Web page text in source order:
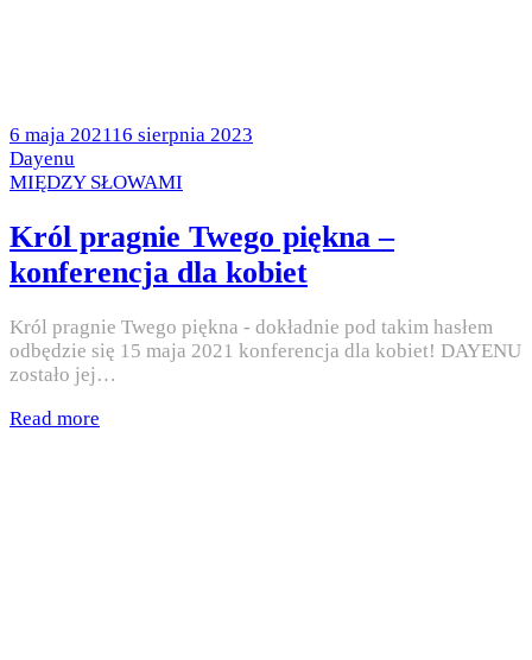
Posted
on
6 maja 202116 sierpnia 2023
by
Dayenu
Posted
MIĘDZY SŁOWAMI
Król pragnie Twego piękna –
konferencja dla kobiet
Król pragnie Twego piękna - dokładnie pod takim hasłem
odbędzie się 15 maja 2021 konferencja dla kobiet! DAYENU
zostało jej…
Read more